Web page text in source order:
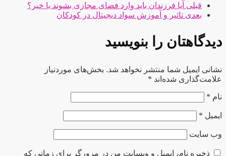
قبلی آیا فرزندان باید وارد فضای مجازی بشوند یا خیر؟
بعدی تاثیر و آموزش سواد دیجیتال در کودکان
دیدگاهتان را بنویسید
نشانی ایمیل شما منتشر نخواهد شد. بخش‌های موردنیاز
علامت‌گذاری شده‌اند *
نام *
ایمیل *
وب‌ سایت
ذخیره نام، ایمیل و وبسایت من در مرورگر برای زمانی که